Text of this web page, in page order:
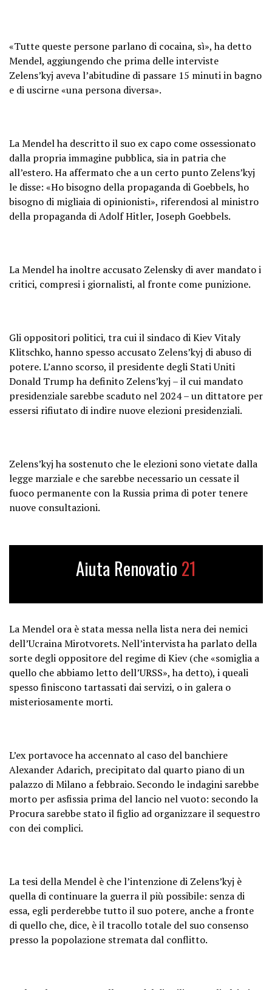
«Tutte queste persone parlano di cocaina, sì», ha detto
Mendel, aggiungendo che prima delle interviste
Zelens’kyj aveva l’abitudine di passare 15 minuti in bagno
e di uscirne «una persona diversa».
La Mendel ha descritto il suo ex capo come ossessionato
dalla propria immagine pubblica, sia in patria che
all’estero. Ha affermato che a un certo punto Zelens’kyj
le disse: «Ho bisogno della propaganda di Goebbels, ho
bisogno di migliaia di opinionisti», riferendosi al ministro
della propaganda di Adolf Hitler, Joseph Goebbels.
La Mendel ha inoltre accusato Zelensky di aver mandato i
critici, compresi i giornalisti, al fronte come punizione.
Gli oppositori politici, tra cui il sindaco di Kiev Vitaly
Klitschko, hanno spesso accusato Zelens’kyj di abuso di
potere. L’anno scorso, il presidente degli Stati Uniti
Donald Trump ha definito Zelens’kyj – il cui mandato
presidenziale sarebbe scaduto nel 2024 – un dittatore per
essersi rifiutato di indire nuove elezioni presidenziali.
Zelens’kyj ha sostenuto che le elezioni sono vietate dalla
legge marziale e che sarebbe necessario un cessate il
fuoco permanente con la Russia prima di poter tenere
nuove consultazioni.
Aiuta Renovatio 21
La Mendel ora è stata messa nella lista nera dei nemici
dell’Ucraina Mirotvorets. Nell’intervista ha parlato della
sorte degli oppositore del regime di Kiev (che «somiglia a
quello che abbiamo letto dell’URSS», ha detto), i queali
spesso finiscono tartassati dai servizi, o in galera o
misteriosamente morti.
L’ex portavoce ha accennato al caso del banchiere
Alexander Adarich, precipitato dal quarto piano di un
palazzo di Milano a febbraio. Secondo le indagini sarebbe
morto per asfissia prima del lancio nel vuoto: secondo la
Procura sarebbe stato il figlio ad organizzare il sequestro
con dei complici.
La tesi della Mendel è che l’intenzione di Zelens’kyj è
quella di continuare la guerra il più possibile: senza di
essa, egli perderebbe tutto il suo potere, anche a fronte
di quello che, dice, è il tracollo totale del suo consenso
presso la popolazione stremata dal conflitto.